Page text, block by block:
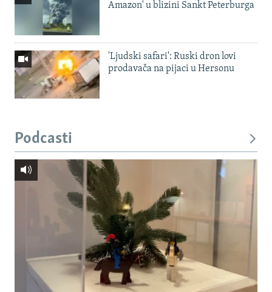
Amazon' u blizini Sankt Peterburga
'Ljudski safari': Ruski dron lovi
prodavača na pijaci u Hersonu
Podcasti